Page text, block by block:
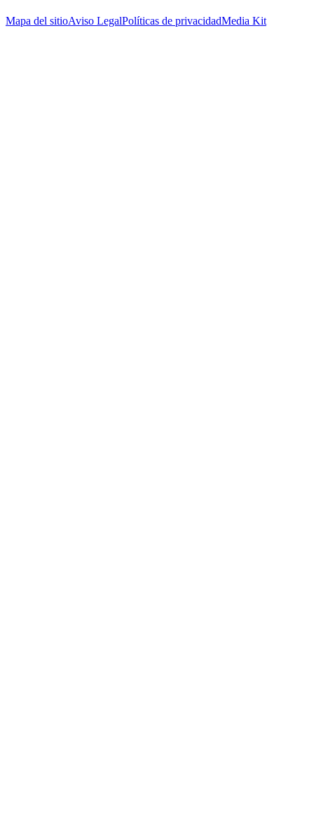
Mapa del sitioAviso LegalPolíticas de privacidadMedia Kit